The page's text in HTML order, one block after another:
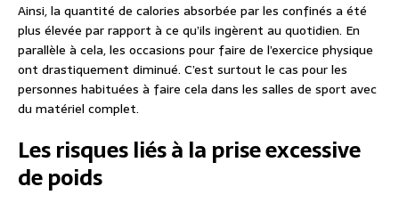
Ainsi, la quantité de calories absorbée par les confinés a été
plus élevée par rapport à ce qu’ils ingèrent au quotidien. En
parallèle à cela, les occasions pour faire de l’exercice physique
ont drastiquement diminué. C’est surtout le cas pour les
personnes habituées à faire cela dans les salles de sport avec
du matériel complet.
Les risques liés à la prise excessive
de poids